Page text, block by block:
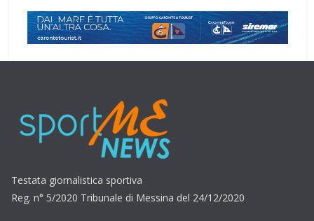
Testata giornalistica sportiva
Reg. n° 5/2020 Tribunale di Messina del 24/12/2020